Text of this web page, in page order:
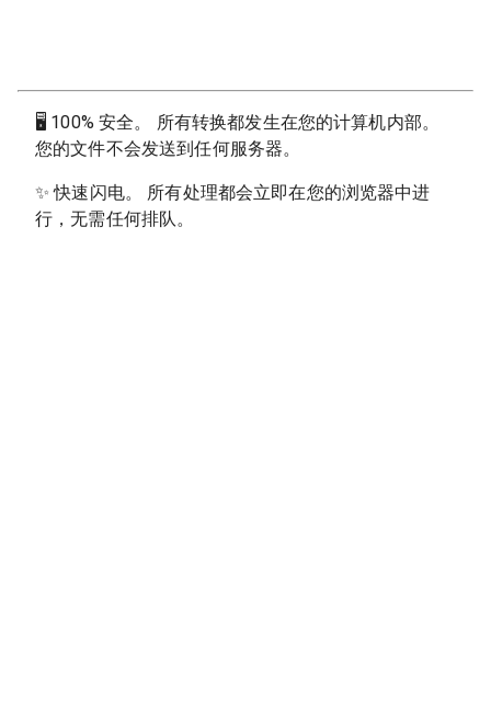
🖥 100% 安全。 所有转换都发生在您的计算机内部。
您的文件不会发送到任何服务器。
✨快速闪电。 所有处理都会立即在您的浏览器中进
行，无需任何排队。